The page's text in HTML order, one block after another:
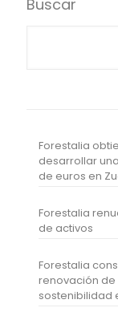
Buscar
Forestalia
desarrollar
de euros en
Forestalia
de activos
Forestalia
renovación de
sostenibilidad